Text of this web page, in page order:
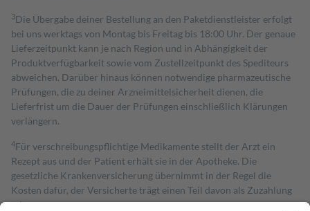
3Die Übergabe deiner Bestellung an den Paketdienstleister erfolgt
bei uns werktags von Montag bis Freitag bis 18:00 Uhr. Der genaue
Lieferzeitpunkt kann je nach Region und in Abhängigkeit der
Produktverfügbarkeit sowie vom Zustellzeitpunkt des Spediteurs
abweichen. Darüber hinaus können notwendige pharmazeutische
Prüfungen, die zu deiner Arzneimittelsicherheit dienen, die
Lieferfrist um die Dauer der Prüfungen einschließlich Klärungen
verlängern.
4Für verschreibungspflichtige Medikamente stellt der Arzt ein
Rezept aus und der Patient erhält sie in der Apotheke. Die
gesetzliche Krankenversicherung übernimmt in der Regel die
Kosten dafür, der Versicherte trägt einen Teil davon als Zuzahlung
mit.